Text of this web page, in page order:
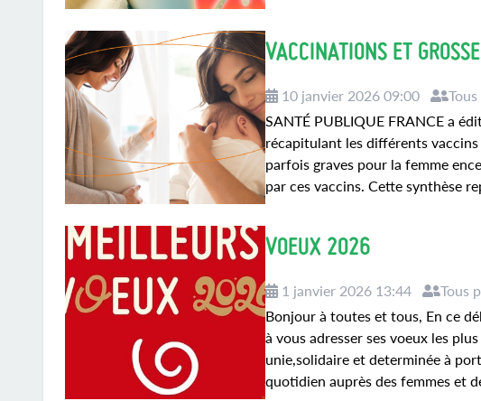
VACCINATIONS ET
10 janvier 2026 09:00
SANTÉ PUBLIQUE FRANCE a
récapitulant les différents vaccins
parfois graves pour la femme
par ces vaccins. Cette synthèse
VOEUX 2026
1 janvier 2026 13:44
Tous
Bonjour à toutes et tous, En ce
à vous adresser ses voeux les
unie,solidaire et determinée à
quotidien auprès des femmes et